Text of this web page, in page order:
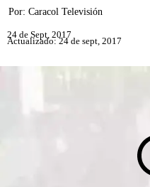
Por: Caracol Televisión
24 de Sept, 2017
Actualizado: 24 de sept, 2017